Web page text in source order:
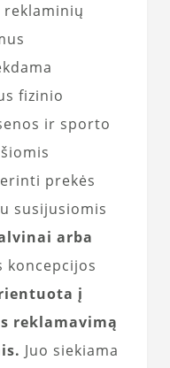
reklaminių
fizinio
ir sporto
prekės
susijusiomis
arba
koncepcijos
į
reklamavimą
Juo siekiama